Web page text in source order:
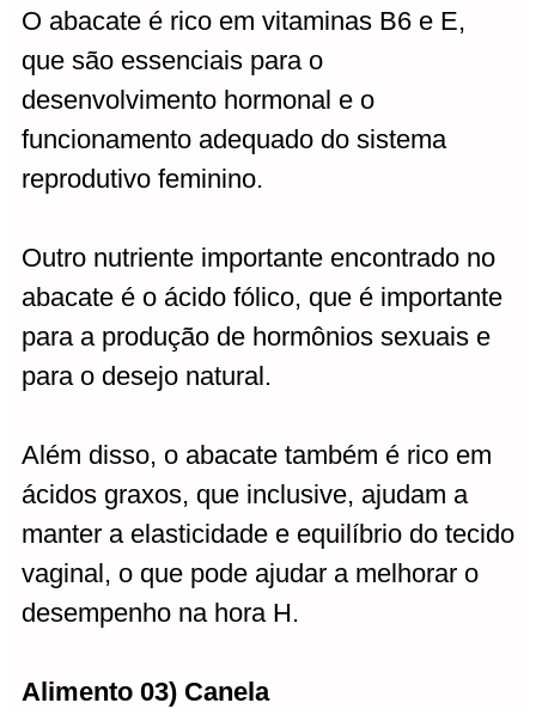
O abacate é rico em vitaminas B6 e E,
que são essenciais para o
desenvolvimento hormonal e o
funcionamento adequado do sistema
reprodutivo feminino.
Outro nutriente importante encontrado no
abacate é o ácido fólico, que é importante
para a produção de hormônios sexuais e
para o desejo natural.
Além disso, o abacate também é rico em
ácidos graxos, que inclusive, ajudam a
manter a elasticidade e equilíbrio do tecido
vaginal, o que pode ajudar a melhorar o
desempenho na hora H.
Alimento 03) Canela